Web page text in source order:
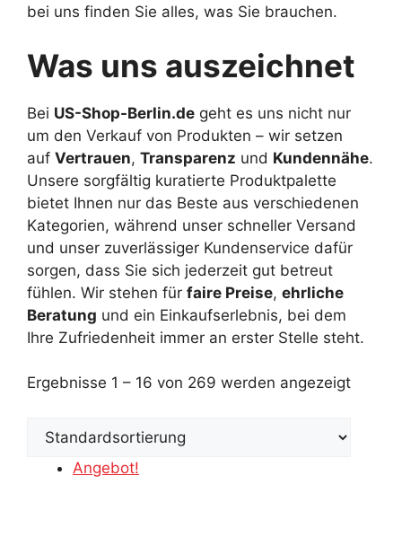
bei uns finden Sie alles, was Sie brauchen.
Was uns auszeichnet
Bei US-Shop-Berlin.de geht es uns nicht nur
um den Verkauf von Produkten – wir setzen
auf Vertrauen, Transparenz und Kundennähe.
Unsere sorgfältig kuratierte Produktpalette
bietet Ihnen nur das Beste aus verschiedenen
Kategorien, während unser schneller Versand
und unser zuverlässiger Kundenservice dafür
sorgen, dass Sie sich jederzeit gut betreut
fühlen. Wir stehen für faire Preise, ehrliche
Beratung und ein Einkaufserlebnis, bei dem
Ihre Zufriedenheit immer an erster Stelle steht.
Ergebnisse 1 – 16 von 269 werden angezeigt
Angebot!